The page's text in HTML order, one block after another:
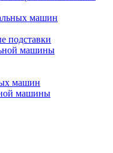
машин
подставки
машины
машин
машины